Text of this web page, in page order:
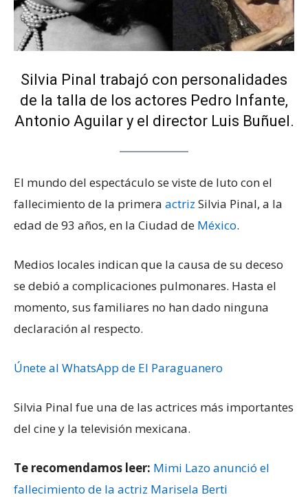
Silvia Pinal trabajó con personalidades
de la talla de los actores Pedro Infante,
Antonio Aguilar y el director Luis Buñuel.
El mundo del espectáculo se viste de luto con el
fallecimiento de la primera actriz Silvia Pinal, a la
edad de 93 años, en la Ciudad de México.
Medios locales indican que la causa de su deceso
se debió a complicaciones pulmonares. Hasta el
momento, sus familiares no han dado ninguna
declaración al respecto.
Únete al WhatsApp de El Paraguanero
Silvia Pinal fue una de las actrices más importantes
del cine y la televisión mexicana.
Te recomendamos leer: Mimi Lazo anunció el
fallecimiento de la actriz Marisela Berti